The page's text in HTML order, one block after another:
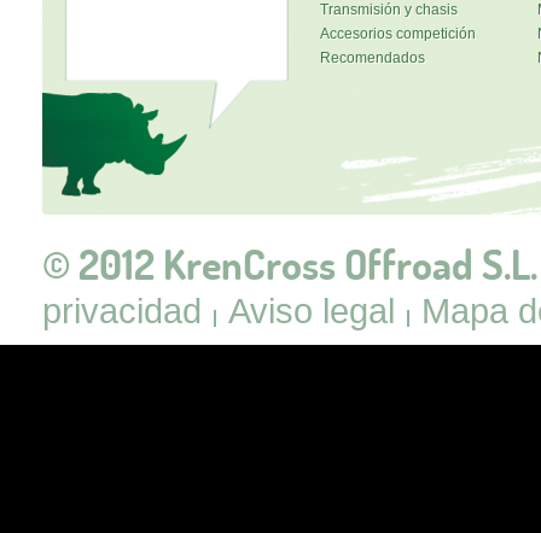
Transmisión y chasis
Accesorios competición
Recomendados
© 2012 KrenCross Offroad S.L.
privacidad Aviso legal Mapa